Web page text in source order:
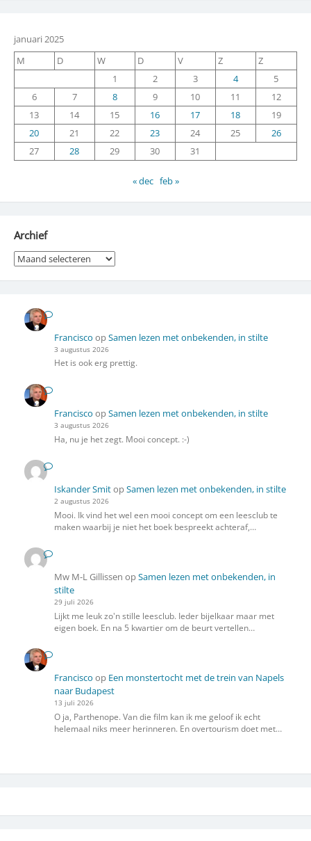
januari 2025
M
D W D V Z
Z
1
2 3 4
5
6
7 8 9 10 11
12
13
14 15 16 17 18
19
20
21 22 23 24 25
26
27
28 29 30 31
« dec feb »
Archief
Archief
Francisco opSamen lezen met onbekenden, in stilte
3 augustus 2026
Het is ook erg prettig.
Francisco opSamen lezen met onbekenden, in stilte
3 augustus 2026
Ha, nu je het zegt. Mooi concept. :-)
Iskander SmitopSamen lezen met onbekenden, in stilte
2 augustus 2026
Mooi. Ik vind het wel een mooi concept om een leesclub te
maken waarbij je niet het boek bespreekt achteraf,…
Mw M-L Gillissen opSamen lezen met onbekenden, in
stilte
29 juli 2026
Lijkt me leuk zo'n stille leesclub. Ieder bijelkaar maar met
eigen boek. En na 5 kwartier om de beurt vertellen…
Francisco op Een monstertocht met de trein van Napels
naar Budapest
13 juli 2026
O ja, Parthenope. Van die film kan ik me geloof ik echt
helemaal niks meer herinneren. En overtourism doet met…